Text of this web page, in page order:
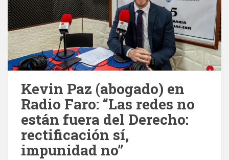
Kevin Paz (abogado) en
Radio Faro: “Las redes no
están fuera del Derecho:
rectificación sí,
impunidad no”